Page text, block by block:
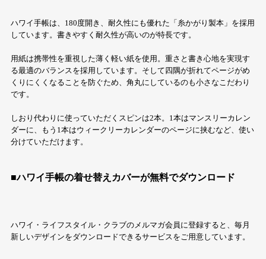
ハワイ手帳は、180度開き、耐久性にも優れた「糸かがり製本」を採用
しています。書きやすく耐久性が高いのが特長です。
用紙は携帯性を重視した薄く軽い紙を使用。重さと書き心地を実現す
る最適のバランスを採用しています。そして四隅が折れてページがめ
くりにくくなることを防ぐため、角丸にしているのも小さなこだわり
です。
しおり代わりに使っていただくスピンは2本。1本はマンスリーカレン
ダーに、もう1本はウィークリーカレンダーのページに挟むなど、使い
分けていただけます。
■ハワイ手帳の着せ替えカバーが無料でダウンロード
ハワイ・ライフスタイル・クラブのメルマガ会員に登録すると、毎月
新しいデザインをダウンロードできるサービスをご用意しています。